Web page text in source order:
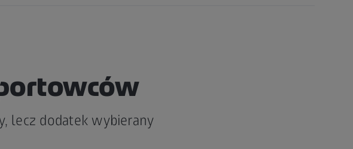
lecz dodatek wybierany